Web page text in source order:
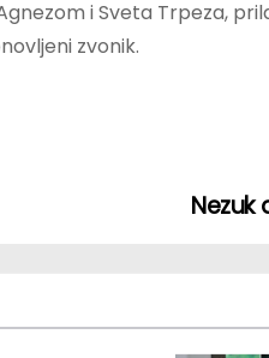
i Sveta Trpeza,
zvonik.